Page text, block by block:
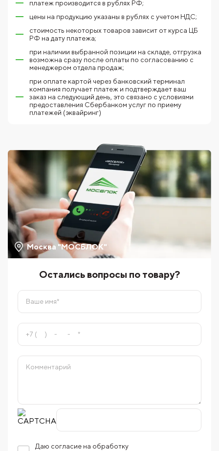
платеж производится в рублях РФ;
цены на продукцию указаны в рублях с учетом НДС;
стоимость некоторых товаров зависит от курса ЦБ
РФ на дату платежа;
при наличии выбранной позиции на складе, отгрузка
возможна сразу после оплаты по согласованию с
менеджером отдела продаж;
при оплате картой через банковский терминал
компания получает платеж и подтверждает ваш
заказ на следующий день, это связано с условиями
предоставления Сбербанком услуг по приему
платежей (эквайринг)
Москва "МОСБЛОК"
Остались вопросы по товару?
Даю согласие на обработку